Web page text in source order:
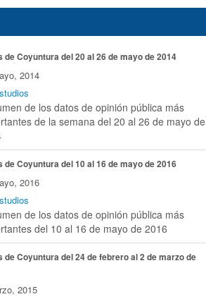
de Coyuntura del 20 al 26 de mayo de 2014
2014
de los datos de opinión pública más
de la semana del 20 al 26 de mayo de
de Coyuntura del 10 al 16 de mayo de 2016
2016
de los datos de opinión pública más
del 10 al 16 de mayo de 2016
de Coyuntura del 24 de febrero al 2 de marzo de
2015